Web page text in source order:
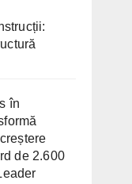
în
de 2.600